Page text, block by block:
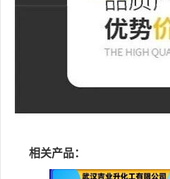
相关产品：